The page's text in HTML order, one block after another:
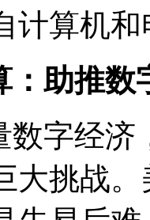
计算机
：助推数
数字经济
大挑战